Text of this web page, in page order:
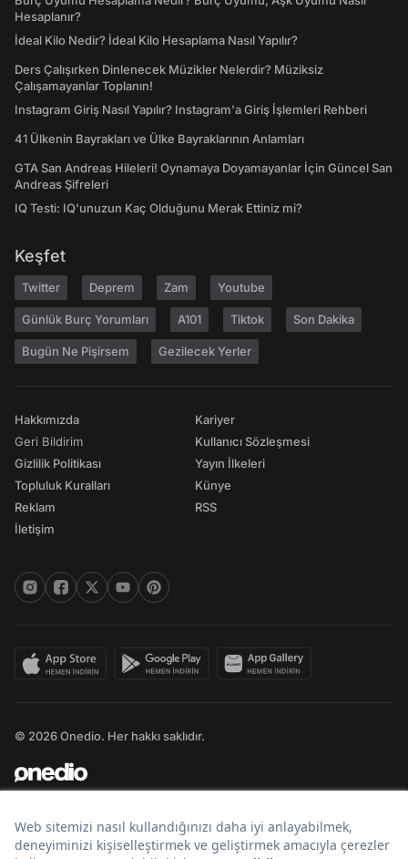
Hesaplanır?
İdeal Kilo Nedir? İdeal Kilo Hesaplama Nasıl Yapılır?
Ders Çalışırken Dinlenecek Müzikler Nelerdir? Müziksiz
Çalışamayanlar Toplanın!
Instagram Giriş Nasıl Yapılır? Instagram'a Giriş İşlemleri Rehberi
41 Ülkenin Bayrakları ve Ülke Bayraklarının Anlamları
GTA San Andreas Hileleri! Oynamaya Doyamayanlar İçin Güncel San
Andreas Şifreleri
IQ Testi: IQ'unuzun Kaç Olduğunu Merak Ettiniz mi?
Keşfet
Twitter Deprem Zam Youtube
Günlük Burç Yorumları A101 Tiktok Son Dakika
Bugün Ne Pişirsem Gezilecek Yerler
Hakkımızda
Geri Bildirim
Gizlilik Politikası
Topluluk Kuralları
Reklam
İletişim
Kariyer
Kullanıcı Sözleşmesi
Yayın İlkeleri
Künye
RSS
© 2026 Onedio. Her hakkı saklıdır.
Bir markasıdır.